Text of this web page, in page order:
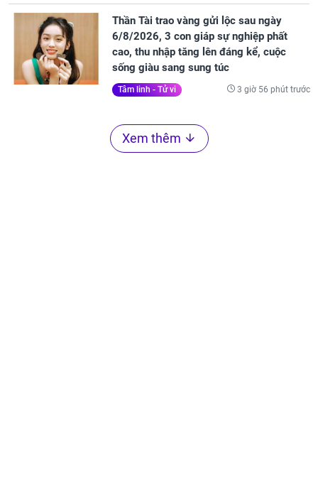
Thần Tài trao vàng gửi lộc sau ngày
6/8/2026, 3 con giáp sự nghiệp phất
cao, thu nhập tăng lên đáng kể, cuộc
sống giàu sang sung túc
Tâm linh - Tử vi 3 giờ 56 phút trước
Xem thêm